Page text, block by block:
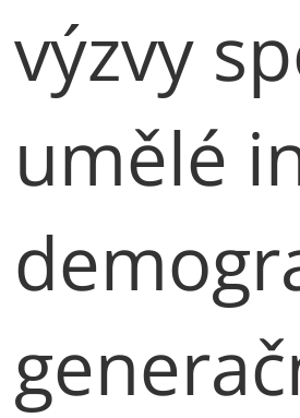
výzvy
umělé